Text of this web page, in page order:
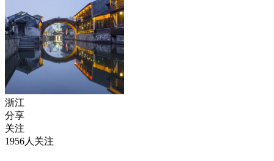
浙江
分享
关注
1956人关注